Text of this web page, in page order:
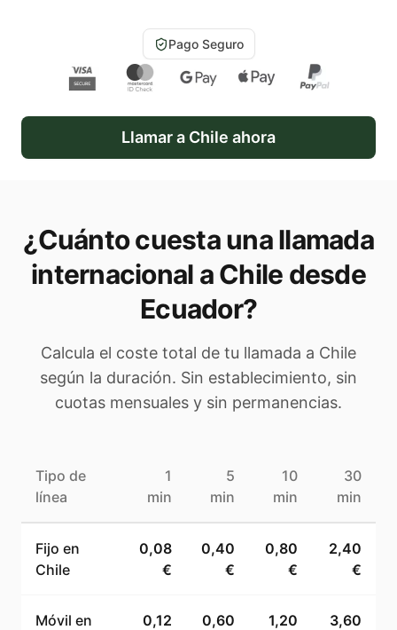
Pago Seguro
Llamar a Chile ahora
¿Cuánto cuesta una llamada
internacional aChile desde
Ecuador?
Calcula el coste total de tu llamada a Chile
según la duración. Sin establecimiento, sin
cuotas mensuales y sin permanencias.
Tipo de
línea
1
min
5
min
10
min
30
min
Fijo en
Chile
0,08
€
0,40
€
0,80
€
2,40
€
Móvil en
0,12
0,60
1,20
3,60